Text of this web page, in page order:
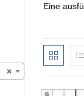
Eine
×